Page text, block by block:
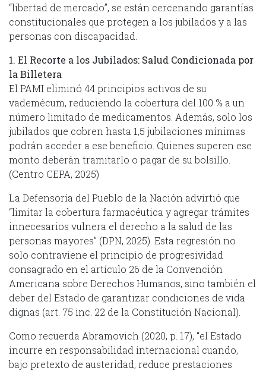
“libertad de mercado”, se están cercenando garantías
constitucionales que protegen a los jubilados y a las
personas con discapacidad.
1. El Recorte a los Jubilados: Salud Condicionada por
la Billetera
El PAMI eliminó 44 principios activos de su
vademécum, reduciendo la cobertura del 100 % a un
número limitado de medicamentos. Además, solo los
jubilados que cobren hasta 1,5 jubilaciones mínimas
podrán acceder a ese beneficio. Quienes superen ese
monto deberán tramitarlo o pagar de su bolsillo.
(Centro CEPA, 2025)
La Defensoría del Pueblo de la Nación advirtió que
“limitar la cobertura farmacéutica y agregar trámites
innecesarios vulnera el derecho a la salud de las
personas mayores” (DPN, 2025). Esta regresión no
solo contraviene el principio de progresividad
consagrado en el artículo 26 de la Convención
Americana sobre Derechos Humanos, sino también el
deber del Estado de garantizar condiciones de vida
dignas (art. 75 inc. 22 de la Constitución Nacional).
Como recuerda Abramovich (2020, p. 17), “el Estado
incurre en responsabilidad internacional cuando,
bajo pretexto de austeridad, reduce prestaciones